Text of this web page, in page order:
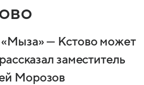
«Мыза» — Кстово может
заместитель
Морозов